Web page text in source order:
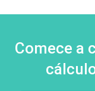
Comece a